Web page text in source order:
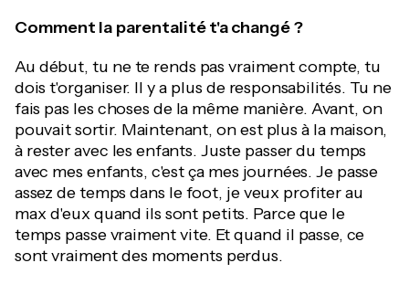
Comment la parentalité t'a changé ?
Au début, tu ne te rends pas vraiment compte, tu
dois t'organiser. Il y a plus de responsabilités. Tu ne
fais pas les choses de la même manière. Avant, on
pouvait sortir. Maintenant, on est plus à la maison,
à rester avec les enfants. Juste passer du temps
avec mes enfants, c'est ça mes journées. Je passe
assez de temps dans le foot, je veux profiter au
max d'eux quand ils sont petits. Parce que le
temps passe vraiment vite. Et quand il passe, ce
sont vraiment des moments perdus.